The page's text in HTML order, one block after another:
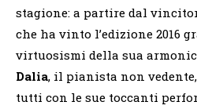
stagione: a partire dal
che ha vinto l’edizione 2016
virtuosismi della sua
Dalia, il pianista non
tutti con le sue toccanti